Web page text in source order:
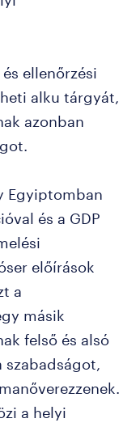
ellenőrzési
alku tárgyát,
azonban
Egyiptomban
és a GDP
előírások
a
másik
felső és alsó
szabadságot,
a helyi